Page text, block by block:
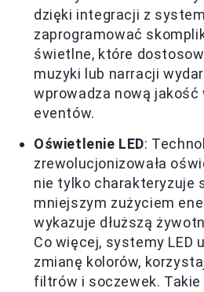
dzięki integracji z
zaprogramować
świetlne, które
muzyki lub narracji
wprowadza nową jakość
eventów.
Oświetlenie LED:
zrewolucjonizowała
nie tylko charakteryzuje
mniejszym zużyciem
wykazuje dłuższą
Co więcej, systemy LED
zmianę kolorów,
filtrów i soczewek.